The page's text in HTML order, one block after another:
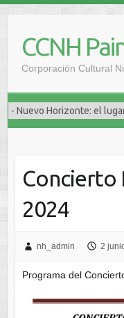
contenidoCCNH
Corporación Cultural
Concierto
2024
nh_admin 2
Programa del